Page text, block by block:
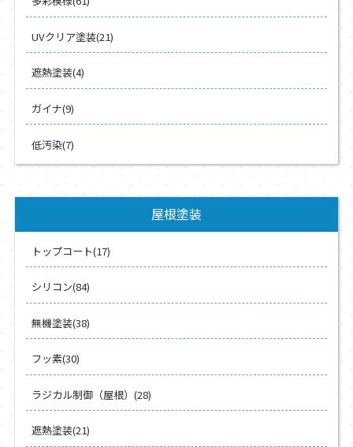
UVクリア塗装(21)
遮熱塗装(4)
ガイナ(9)
低汚染(7)
屋根塗装
トップコート(17)
シリコン(84)
無機塗装(38)
フッ素(30)
ラジカル制御（屋根）(28)
遮熱塗装(21)